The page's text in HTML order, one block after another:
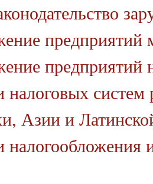
предприятий
предприятий
налоговых
Азии и
налогообложения